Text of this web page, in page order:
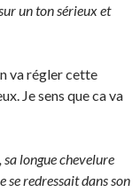
un ton sérieux et
va régler cette
Je sens que ca va
longue chevelure
se redressait dans son